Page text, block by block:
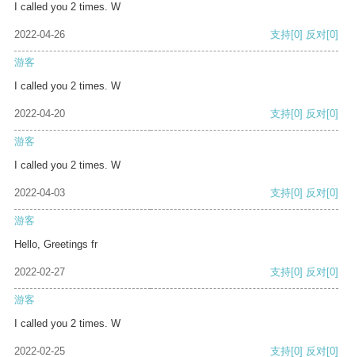
I called you 2 times. W
2022-04-26 支持[0] 反对[0]
游客
I called you 2 times. W
2022-04-20 支持[0] 反对[0]
游客
I called you 2 times. W
2022-04-03 支持[0] 反对[0]
游客
Hello, Greetings fr
2022-02-27 支持[0] 反对[0]
游客
I called you 2 times. W
2022-02-25 支持[0] 反对[0]